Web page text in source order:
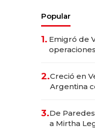
Popular
1. Emigró de
2.Creció en
Argentina
las marcas
3.De
a Mirtha